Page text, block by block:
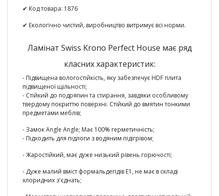
✔ Код товара: 1876
✔ Екологічно чистий, виробництво витримує всі норми.
Ламінат Swiss Krono Perfect House має ряд
класних характеристик:
- Підвищена вологостійкість, яку забезпечує HDF плита
підвищеної щільності;
- Стійкий до подряпин та стирання, завдяки особливому
твердому покриттю поверхні. Стійкий до вмятин тонкими
предметами меблів;
- Замок Angle Angle; Має 100% герметичність;
- Підходить для підлоги з водяним підігрівом;
-Жаростійкий, має дуже низький рівень горючості;
- Дуже малий вміст формальдегідів E1 , не має в складі
хлоридних з'єднать;